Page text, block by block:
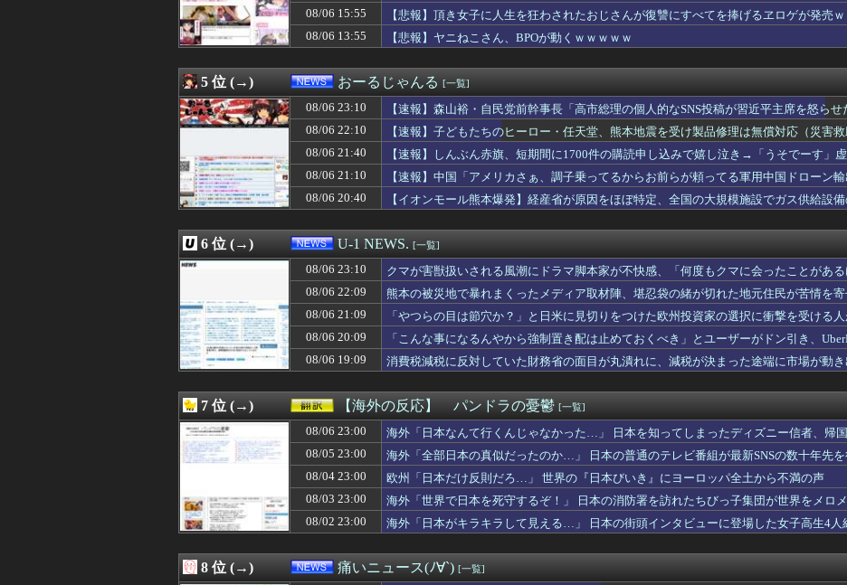
08/06 23:39
【動画】令和のJS、レベチｗｗｗｗｗｗｗｗｗｗｗｗｗｗｗ
ア
08/06 23:38
【動画】クソガキロケット、怖すぎる…これよく轢かずに止まれたな
サ
08/06 23:38
【速報】れいわ新選組、新たな党名は「いのちの党」 略称は「いのち」
08/06 23:37
【悲報】渡邊渚さん「キスしろ」というヤジからパニックに・・・・・・・・・
な
08/06 23:35
【画像】マクドナルド、明日から発売のポケモンハッピーセットに個数制限を設けるｗ...
08/06 23:35
【ゲーム脳】昔は多くあった「ゲーム叩き」が世の中から殆ど消えてしまった理由ww...
ア
08/06 23:34
【衝撃】名作『ルパン三世』のガチで怖い話を聞いてワイ震えが止まらない…これは…...
デ
【急募】はじめの一歩とバキ以外で面白い格闘漫画ｗｗｗｗｗｗｗｗ
筋
08/06 23:33
【朗報】ワイ君、スレてないパパ活女と深夜2時までエ○チした結果ｗｗｗｗｗｗｗｗ...
08/06 23:33
【画像】絶対にハニトラに引っかかってしまう爆美女中国人が話題に…
08/06 23:33
『バンドリ！ ゆめ∞みた』8話感想 みゅーたいぷ解散の危機！？
あ
08/06 23:32
【朗報】トラックの運ちゃん御用達ターミナル食堂のざっかけないオムライスｗｗｗｗ...
な
08/06 23:31
【画像】色黒JCが「おっぱいグラドル」になるまでの歴史、シコすぎるwwww
08/06 23:30
【悲報】Google、Geminiが大赤字ｗｗｗｗｗｗｗｗｗ
08/06 23:30
◆悲報◆FIFA会長、過ち認め「心から謝罪」 留任決定を英報道…W杯権利売却案...
【困惑】結婚式で実父とバージンロード歩きたい→継父がブチギレた結果ｗｗｗｗ
キ
08/06 23:30
侍戦士、井端を酷評「選手との会話がほとんどなく意思疎通が難しかった。大谷さえ『...
日
08/06 23:30
車のエアコンは外気取入派？それとも内気循環派？ [917589786]
あ
08/06 23:30
【原神】ついに我がほたちんが最強になるのか
08/06 23:30
【悲報】ワイのイーヌ、ドッグランに行くも周囲と馴染めず無言の帰宅
キ
08/06 23:30
【サッカー】板倉滉は「めっちゃモテる」 年収7億円・お洒落・包容力…超愛される...
フ
08/06 23:29
クラピカ「エンペラータイムのせいで寿命を大幅に失ってしまったけどそれでちょうど...
08/06 23:29
中国製ルーター20機種にバックドア 外部から完全制御できる機能が仕込まれていた
08/06 23:27
【戦慄】いまだに続いていると聞いてビビる漫画「ながされて藍蘭島」「咲」「らき☆...
な
08/06 23:25
【悲報】お姉ちゃんのブラジャーに媚薬塗って放置しておいたらｗｗｗｗｗｗｗｗｗｗ...
バ
08/06 23:25
【悲報】美女インフルエンサー「残クレじゃなくて一括でアルファード買っちゃった」...
わ
【悲報】GTA6の新トレーラー、ネトフリ独占(6時間先行)ｗｗｗ
08/06 23:24
鬼の正体、船で難破して日本に漂着した白人だった説
哲
08/06 23:21
小久保監督「今日は早く帰って寝る」
鷹
08/06 23:20
【悲報】サッカー王国ブラジル…国民の大半がサッカーの興味なしの模様・・
【
08/06 23:19
【画像】こんなエッチなメスうさぎいたら？
08/06 23:19
【悲報】射殺されたオッサン、最近母を亡くして精神的ショックを受けていたと判明
08/06 15:55
【悲報】頂き女子に人生を狂わされたおじさんが復讐にすべてを捧げるヱロゲが発売
08/06 13:55
【悲報】ヤニねこさん、BPOが動くｗｗｗｗｗ
5 位 (→) おーるじゃんる [一覧]
08/06 23:10
【速報】森山裕・自民党前幹事長「高市総理の個人的なSNS投稿が習近平主席を怒らせ
08/06 22:10
【速報】子どもたちのヒーロー・任天堂、熊本地震を受け製品修理は無償対応（災害
08/06 21:40
【速報】しんぶん赤旗、短期間に1700件の購読申し込みで嬉し泣き→「うそでーす」
訴「厳重な処罰を求める」
08/06 21:10
【速報】中国「アメリカさぁ、調子乗ってるからお前らが頼ってる軍用中国ドローン輸
08/06 20:40
【イオンモール熊本爆発】経産省が原因をほぼ特定、全国の大規模施設でガス供給設
6 位 (→) U-1 NEWS. [一覧]
08/06 23:10
クマが害獣扱いされる風潮にドラマ脚本家が不快感、「何度もクマに会ったことがあ
おり……
08/06 22:09
熊本の被災地で暴れまくったメディア取材陣、堪忍袋の緒が切れた地元住民が苦情を
08/06 21:09
「やつらの目は節穴か？」と日米に見切りをつけた欧州投資家の選択に衝撃を受ける
わりに選んだのは……
08/06 20:09
「こんな事になるんやから強制置き配は止めておくべき」とユーザーがドン引き、
たのは……
08/06 19:09 消費税減税に反対していた財務省の面目が丸潰れに、減税が決まった途端に市場が動
7 位 (→) 【海外の反応】 パンドラの憂鬱 [一覧]
08/06 23:00
海外「日本なんて行くんじゃなかった…」 日本を知ってしまったディズニー信者、帰
08/05 23:00
海外「全部日本の真似だったのか…」 日本の普通のテレビ番組が最新SNSの数十年先
08/04 23:00
欧州「日本だけ反則だろ…」 世界の『日本びいき』にヨーロッパ全土から不満の声
08/03 23:00
海外「世界で日本を死守するぞ！」 日本の消防署を訪れたちびっ子集団が世界をメロ
08/02 23:00
海外「日本がキラキラして見える…」 日本の街頭インタビューに登場した女子高生4人
8 位 (→) 痛いニュース(ﾉ∀`) [一覧]